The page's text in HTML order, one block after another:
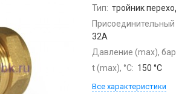
Тип: тройник
32А
Давление (max),
t (max), °С: 150 °С
Все характеристики